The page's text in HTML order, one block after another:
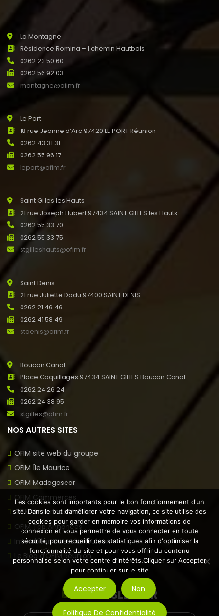
La Montagne
Résidence Romina – 1 chemin Hautbois
0262 23 50 60
0262 56 92 03
montagne@ofim.fr
Le Port
18 rue Jeanne d’Arc 97420 LE PORT Réunion
0262 43 31 31
0262 55 96 17
leport@ofim.fr
Saint Gilles les Hauts
21 rue Joseph Hubert 97434 SAINT GILLES les Hauts
0262 55 33 70
0262 55 33 75
stgilleshauts@ofim.fr
Saint Denis
21 rue Juliette Dodu 97400 SAINT DENIS
0262 21 46 46
0262 41 58 49
stdenis@ofim.fr
Boucan Canot
Place Coquillages 97434 SAINT GILLES Boucan Canot
0262 24 26 24
0262 24 38 95
stgilles@ofim.fr
NOS AUTRES SITES
OFIM site web du groupe
OFIM Île Maurice
OFIM Madagascar
OFIM Commerces
OFIM Annonces Vidéos
OFIM Top Annonces
Immobilier Ouest la Réunion
Le Blog d’OFIM Réunion
NEWSLETTER
Les cookies sont importants pour le bon fonctionnement d'un
site. Dans le but d’améliorer votre navigation, ce site utilise des
cookies pour garder en mémoire vos informations de
connexion et vous permettre de vous connecter en toute
sécurité, pour recueillir des statistiques afin d'optimiser la
fonctionnalité du site et pour vous offrir du contenu
personnalise selon votre centre d’intérêts.Cliquer sur Accepter
pour continuer sur le site
Accepter Non
Politique De Confidentialité